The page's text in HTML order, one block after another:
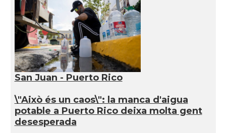
San Juan - Puerto Rico
\"Això és un caos\": la manca d'aigua
potable a Puerto Rico deixa molta gent
desesperada